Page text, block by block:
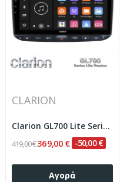
CLARION
Clarion GL700 Lite Series 8Core Android...
419,00 €369,00 € -50,00 €
Αγορά